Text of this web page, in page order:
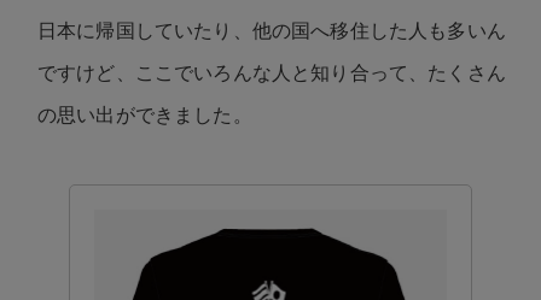
日本に帰国していたり、他の国へ移住した人も多いん
ですけど、ここでいろんな人と知り合って、たくさん
の思い出ができました。